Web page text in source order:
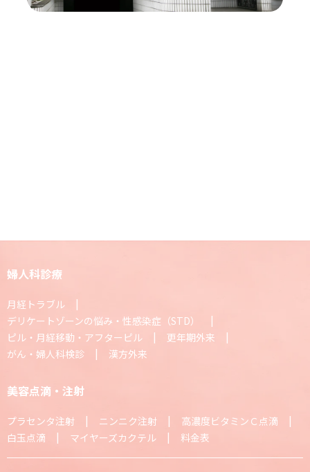
婦人科診療
月経トラブル
デリケートゾーンの悩み・性感染症（STD）
ピル・月経移動・アフターピル
更年期外来
がん・婦人科検診
漢方外来
美容点滴・注射
プラセンタ注射 ニンニク注射
高濃度ビタミンＣ点滴
白玉点滴
マイヤーズカクテル 料金表